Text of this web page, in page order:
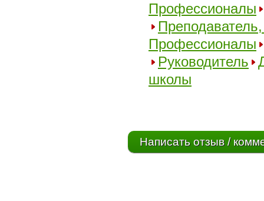
Профессионалы
Преподаватель,
Профессионалы
Руководитель
школы
Написать отзыв /